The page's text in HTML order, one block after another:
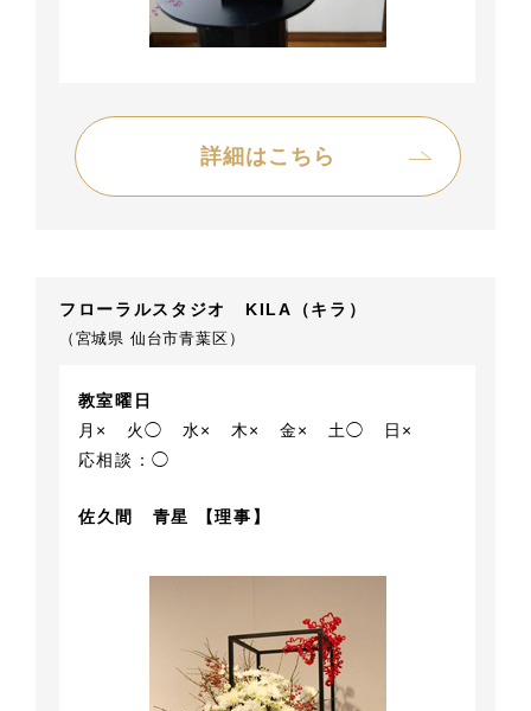
詳細はこちら
フローラルスタジオ KILA（キラ）
（宮城県 仙台市青葉区）
教室曜日
月×
火◯ 水× 木× 金× 土◯
日×
応相談：◯
佐久間 青星 【理事】